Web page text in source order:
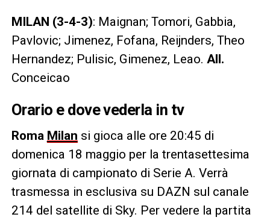
MILAN (3-4-3): Maignan; Tomori, Gabbia,
Pavlovic; Jimenez, Fofana, Reijnders, Theo
Hernandez; Pulisic, Gimenez, Leao. All.
Conceicao
Orario e dove vederla in tv
Roma Milan si gioca alle ore 20:45 di
domenica 18 maggio per la trentasettesima
giornata di campionato di Serie A. Verrà
trasmessa in esclusiva su DAZN sul canale
214 del satellite di Sky. Per vedere la partita